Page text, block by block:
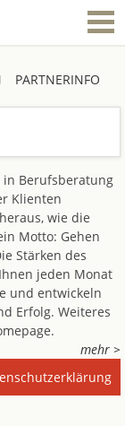
PARTNERINFO
Berufsberatung
Klienten
wie die
Motto: Gehen
Stärken des
jeden Monat
und entwickeln
Erfolg. Weiteres
mehr >